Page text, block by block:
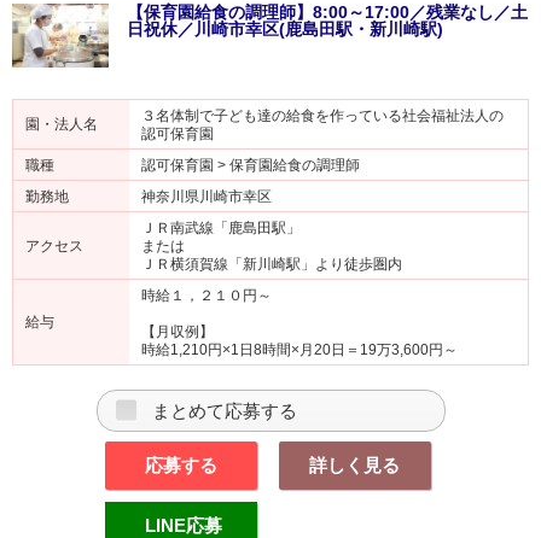
【保育園給食の調理師】8:00～17:00／残業なし／土
日祝休／川崎市幸区(鹿島田駅・新川崎駅)
園・法人名
３名体制で子ども達の給食を作っている社会福祉法人の
認可保育園
職種
認可保育園 > 保育園給食の調理師
勤務地
神奈川県川崎市幸区
アクセス
ＪＲ南武線「鹿島田駅」
または
ＪＲ横須賀線「新川崎駅」より徒歩圏内
給与
時給１，２１０円～
【月収例】
時給1,210円×1日8時間×月20日＝19万3,600円～
まとめて応募する
応募する 詳しく見る
LINE応募